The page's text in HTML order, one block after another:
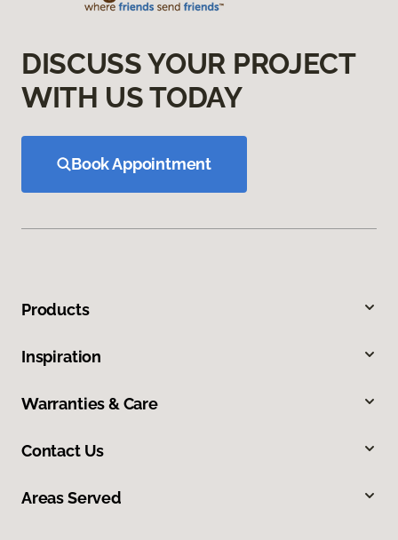
DISCUSS YOUR PROJECT
WITH US TODAY
Book Appointment
Products
Inspiration
Warranties & Care
Contact Us
Areas Served